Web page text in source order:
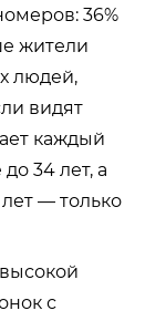
36%
жители
людей,
видят
каждый
34 лет, а
— только
с